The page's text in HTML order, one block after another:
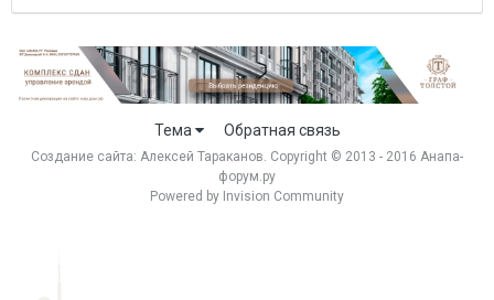
Тема Обратная связь
Создание сайта: Алексей Тараканов . Copyright © 2013 - 2016 Анапа-
форум.ру
Powered by Invision Community